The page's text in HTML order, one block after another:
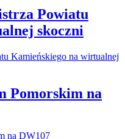
Powiatu
skoczni
Pomorskim na